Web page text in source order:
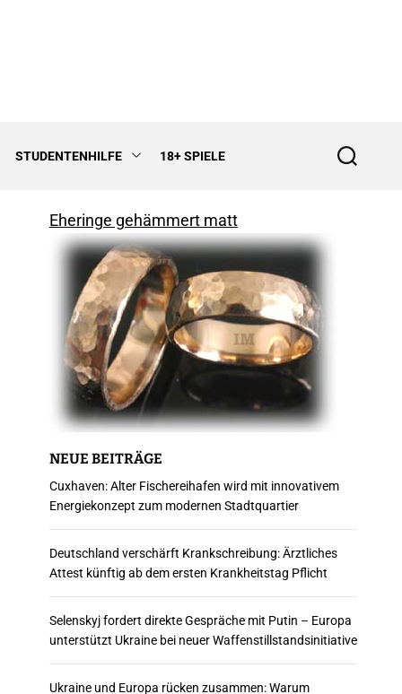
STUDENTENHILFE 18+ SPIELE
S
Eheringe gehämmert matt
NEUE BEITRÄGE
Cuxhaven: Alter Fischereihafen wird mit innovativem
Energiekonzept zum modernen Stadtquartier
Deutschland verschärft Krankschreibung: Ärztliches
Attest künftig ab dem ersten Krankheitstag Pflicht
Selenskyj fordert direkte Gespräche mit Putin – Europa
unterstützt Ukraine bei neuer Waffenstillstandsinitiative
Ukraine und Europa rücken zusammen: Warum